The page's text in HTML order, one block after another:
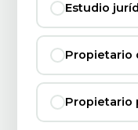
Estudio
Propietario
Propietario